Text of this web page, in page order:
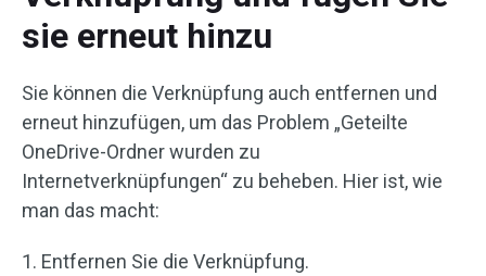
sie erneut hinzu
Sie können die Verknüpfung auch entfernen und
erneut hinzufügen, um das Problem „Geteilte
OneDrive-Ordner wurden zu
Internetverknüpfungen“ zu beheben. Hier ist, wie
man das macht:
1. Entfernen Sie die Verknüpfung.